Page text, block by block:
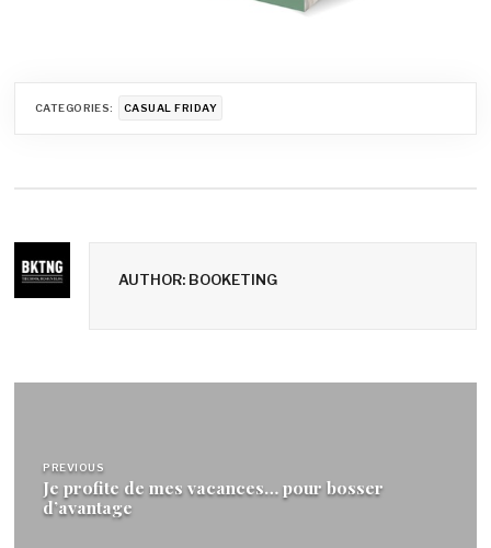
CATEGORIES: CASUAL FRIDAY
AUTHOR: BOOKETING
de
l’article
PREVIOUS
Je profite de mes vacances… pour bosser
d’avantage